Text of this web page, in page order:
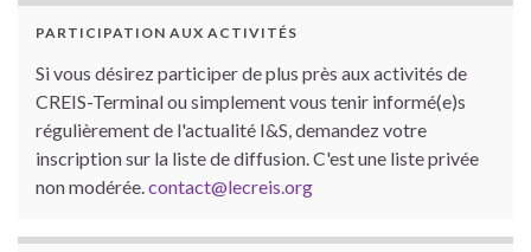
PARTICIPATION AUX ACTIVITÉS
Si vous désirez participer de plus près aux activités de
CREIS-Terminal ou simplement vous tenir informé(e)s
régulièrement de l'actualité I&S, demandez votre
inscription sur la liste de diffusion. C'est une liste privée
non modérée.contact@lecreis.org